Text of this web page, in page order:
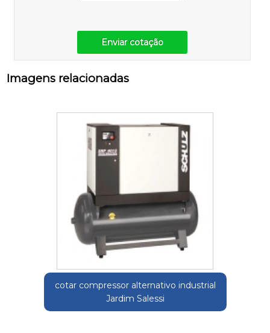
Enviar cotação
Imagens relacionadas
cotar compressor alternativo industrial
Jardim Salessi